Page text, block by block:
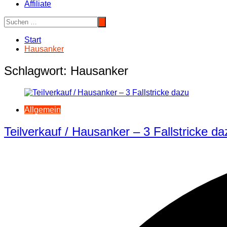
Affiliate
Start
Hausanker
Schlagwort: Hausanker
Allgemein
Teilverkauf / Hausanker – 3 Fallstricke